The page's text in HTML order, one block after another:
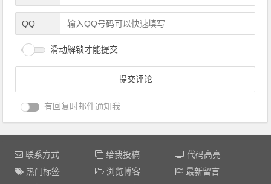
QQ
滑动解锁才能提交
有回复时邮件通知我
联系方式 给我投稿
代码高亮
热门标签
浏览博客
最新留言